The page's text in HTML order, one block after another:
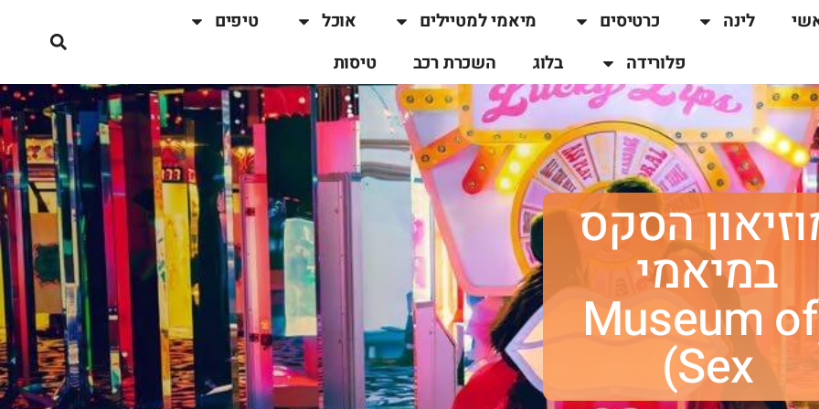
לינה כרטיסים מיאמי למטיילים אוכל
טיפים
פלורידה
בלוג השכרת רכב טיסות
הסקס
במיאמי
(Museum of
Sex)